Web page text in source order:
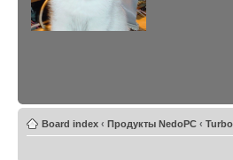
Board index ‹ Продукты NedoPC ‹